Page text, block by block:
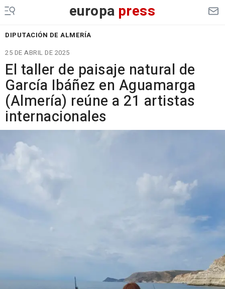
europa press
DIPUTACIÓN DE ALMERÍA
25 DE ABRIL DE 2025
El taller de paisaje natural de
García Ibáñez en Aguamarga
(Almería) reúne a 21 artistas
internacionales